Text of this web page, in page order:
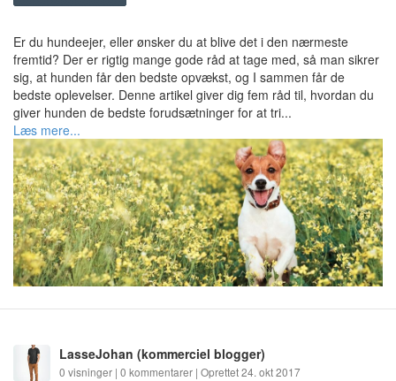
Er du hundeejer, eller ønsker du at blive det i den nærmeste
fremtid? Der er rigtig mange gode råd at tage med, så man sikrer
sig, at hunden får den bedste opvækst, og I sammen får de
bedste oplevelser. Denne artikel giver dig fem råd til, hvordan du
giver hunden de bedste forudsætninger for at tri...
Læs mere...
LasseJohan (kommerciel blogger)
0 visninger | 0 kommentarer | Oprettet 24. okt 2017